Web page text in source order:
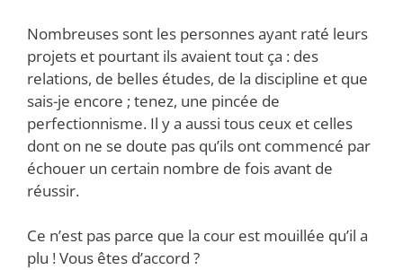
Nombreuses sont les personnes ayant raté leurs
projets et pourtant ils avaient tout ça : des
relations, de belles études, de la discipline et que
sais-je encore ; tenez, une pincée de
perfectionnisme. Il y a aussi tous ceux et celles
dont on ne se doute pas qu’ils ont commencé par
échouer un certain nombre de fois avant de
réussir.
Ce n’est pas parce que la cour est mouillée qu’il a
plu ! Vous êtes d’accord ?